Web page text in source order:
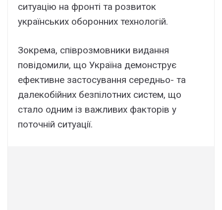
ситуацію на фронті та розвиток
українських оборонних технологій.
Зокрема, співрозмовники видання
повідомили, що Україна демонструє
ефективне застосування середньо- та
далекобійних безпілотних систем, що
стало одним із важливих факторів у
поточній ситуації.